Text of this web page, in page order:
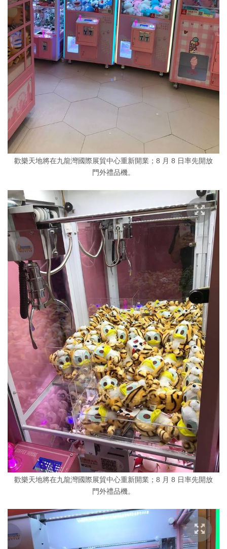
歡樂天地將在九龍灣國際展貿中心重新開業；8 月 8 日率先開放
門外禮品機。
歡樂天地將在九龍灣國際展貿中心重新開業；8 月 8 日率先開放
門外禮品機。